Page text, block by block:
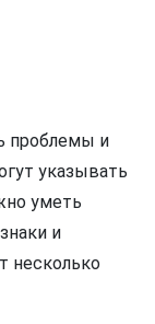
проблемы и
указывать
уметь
и
несколько